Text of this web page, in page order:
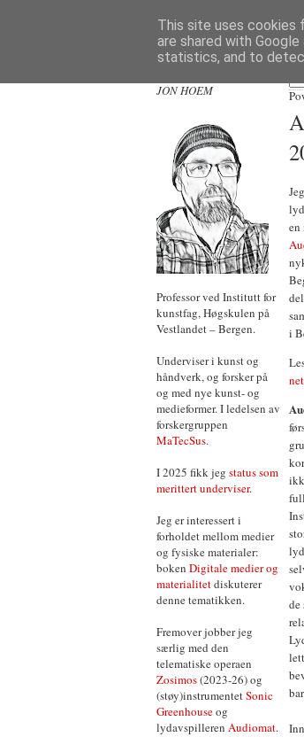
JON HOEM
Professor ved Institutt for
kunstfag, Høgskulen på
Vestlandet – Bergen.
Underviser i kunst og
håndverk, og forsker på
og med nye kunst- og
medieformer. I ledelsen av
forskergruppen
MaTecSus.
I 2025 fikk jeg status som
merittert underviser.
Jeg er interessert i
forholdet mellom medier
og fysiske materialer:
boken Digitale medier og
materialitetdiskuterer
denne tematikken.
Fremover jobber jeg
særlig med den
telematiske operaen
Zosimos(2023-26) og
(støy)instrumentetSonic
Greenhouseog
lydavspilleren Audiomat.
en
i
de
This site uses cookies
are shared with
statistics, and to